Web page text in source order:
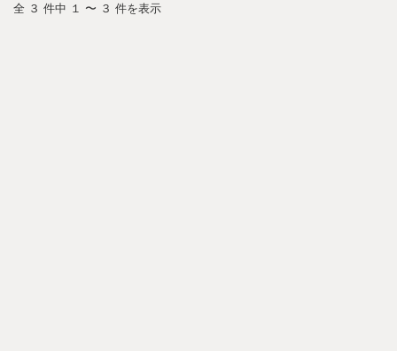
全 ３ 件中 １ 〜 ３ 件を表示